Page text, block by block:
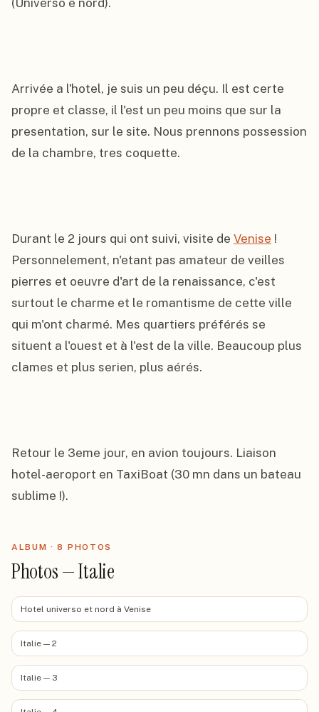
(Universo e nord).
Arrivée a l'hotel, je suis un peu déçu. Il est certe
propre et classe, il l'est un peu moins que sur la
presentation, sur le site. Nous prennons possession
de la chambre, tres coquette.
Durant le 2 jours qui ont suivi, visite de Venise !
Personnelement, n'etant pas amateur de veilles
pierres et oeuvre d'art de la renaissance, c'est
surtout le charme et le romantisme de cette ville
qui m'ont charmé. Mes quartiers préférés se
situent a l'ouest et à l'est de la ville. Beaucoup plus
clames et plus serien, plus aérés.
Retour le 3eme jour, en avion toujours. Liaison
hotel-aeroport en TaxiBoat (30 mn dans un bateau
sublime !).
ALBUM ·8 PHOTOS
Photos — Italie
Hotel universo et nord à Venise
Italie — 2
Italie — 3